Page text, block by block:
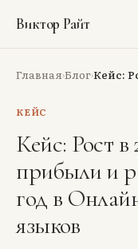
Виктор Райт
Библиотека
Рекомендации
Портфолио
Обо мне
Главная›Блог›Кейс:
КЕЙС
Кейс: Рост в
прибыли и
год в
языков